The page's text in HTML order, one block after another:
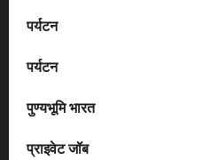
पर्यटन
पर्यटन
पुण्यभूमि भारत
प्राइवेट जॉब